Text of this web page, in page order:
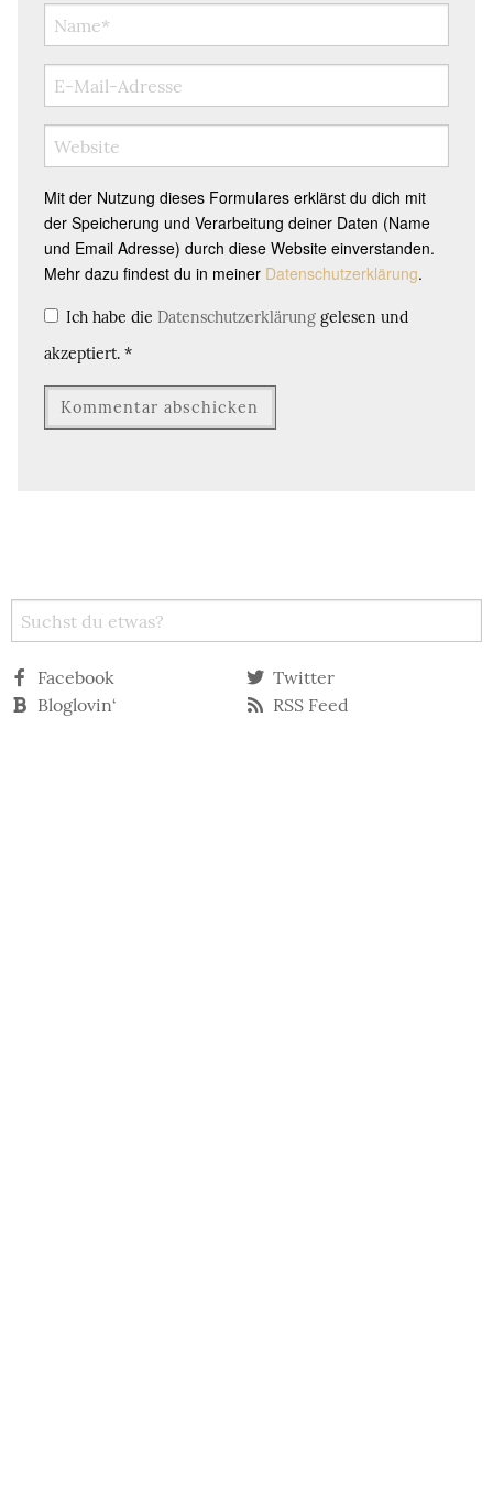
Mit der Nutzung dieses Formulares erklärst du dich mit
der Speicherung und Verarbeitung deiner Daten (Name
und Email Adresse) durch diese Website einverstanden.
Mehr dazu findest du in meiner Datenschutzerklärung.
Ich habe die Datenschutzerklärung gelesen und
akzeptiert. *
Facebook
Twitter
Bloglovin‘
RSS Feed